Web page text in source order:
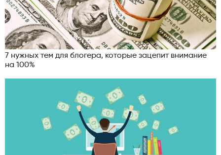
7 нужных тем для блогера, которые зацепит внимание
на 100%